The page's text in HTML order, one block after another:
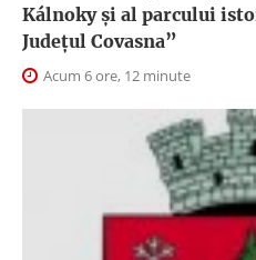
Kálnoky și al parcului
Județul Covasna”
Acum 6 ore, 12 minute